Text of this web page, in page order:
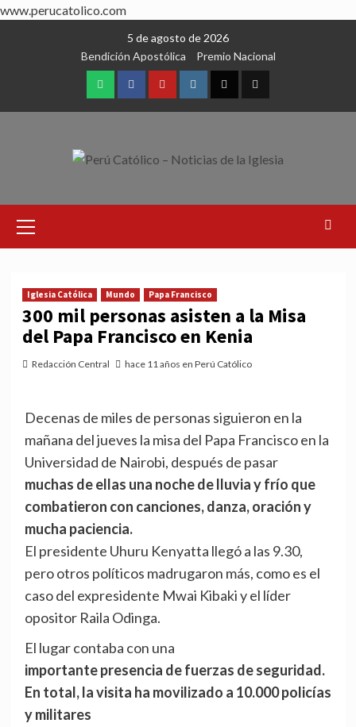
www.perucatolico.com
5 de agosto de 2026
Bendición Apostólica
Premio Nacional
WhatsAppFacebookYoutubeInstagram
X TikTok
Menu
Iglesia Católica Mundo Papa Francisco
300 mil personas asisten a la Misa
del Papa Francisco en Kenia
Redacción Central hace 11 años en Perú Católico
Decenas de miles de personas siguieron en la
mañana del jueves la misa del Papa Francisco en la
Universidad de Nairobi, después de pasar
muchas de ellas una noche de lluvia y frío que
combatieron con canciones, danza, oración y
mucha paciencia.
El presidente Uhuru Kenyatta llegó a las 9.30,
pero otros políticos madrugaron más, como es el
caso del expresidente Mwai Kibaki y el líder
opositor Raila Odinga.
El lugar contaba con una
importante presencia de fuerzas de seguridad.
En total, la visita ha movilizado a 10.000 policías
y militares